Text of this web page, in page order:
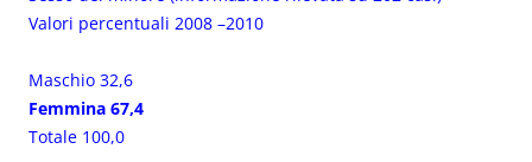
Valori percentuali 2008 –2010
Maschio 32,6
Femmina 67,4
Totale 100,0